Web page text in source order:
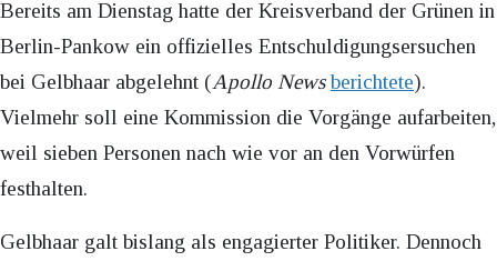
Bereits am Dienstag hatte der Kreisverband der Grünen in
Berlin-Pankow ein offizielles Entschuldigungsersuchen
bei Gelbhaar abgelehnt (Apollo News berichtete).
Vielmehr soll eine Kommission die Vorgänge aufarbeiten,
weil sieben Personen nach wie vor an den Vorwürfen
festhalten.
Gelbhaar galt bislang als engagierter Politiker. Dennoch